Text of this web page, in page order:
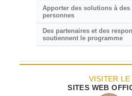
Apporter des solutions à
personnes
Des partenaires et des
soutiennent le programme
VISITER LE
SITES WEB